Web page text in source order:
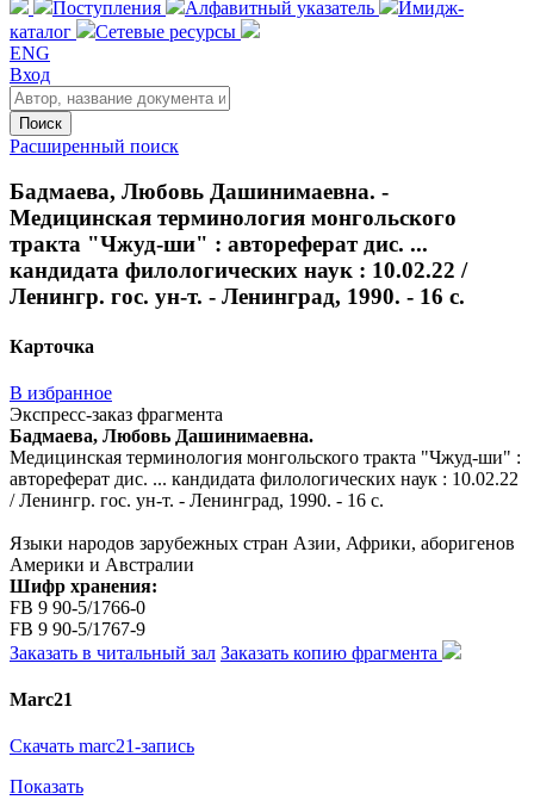
Поступления Алфавитный указатель
Имидж-
каталог
Сетевые ресурсы
ENG
Вход
Поиск
Расширенный поиск
Бадмаева, Любовь Дашинимаевна. -
Медицинская терминология монгольского
тракта "Чжуд-ши" : автореферат дис. ...
кандидата филологических наук : 10.02.22 /
Ленингр. гос. ун-т. - Ленинград, 1990. - 16 с.
Карточка
В избранное
Экспресс-заказ фрагмента
Бадмаева, Любовь Дашинимаевна.
Медицинская терминология монгольского тракта "Чжуд-ши" :
автореферат дис. ... кандидата филологических наук : 10.02.22
/ Ленингр. гос. ун-т. - Ленинград, 1990. - 16 с.
Языки народов зарубежных стран Азии, Африки, аборигенов
Америки и Австралии
Шифр хранения:
FB 9 90-5/1766-0
FB 9 90-5/1767-9
Заказать в читальный зал Заказать копию фрагмента
Marc21
Скачать marc21-запись
Показать